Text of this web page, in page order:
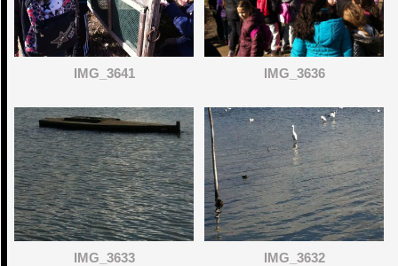
IMG_3641 IMG_3636
IMG_3633 IMG_3632